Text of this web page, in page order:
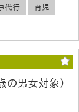
代行 育児
の男女対象）